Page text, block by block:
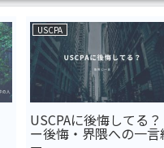
USCPA
USCPAに後悔してる？
ー後悔・界隈への一言